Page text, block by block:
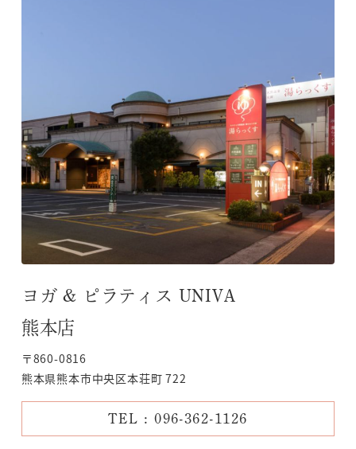
ヨガ & ピラティス UNIVA
熊本店
〒860-0816
熊本県熊本市中央区本荘町 722
TEL : 096-362-1126